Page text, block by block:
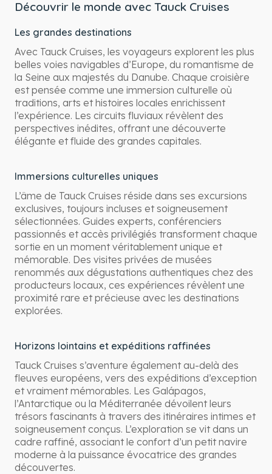
Découvrir le monde avec Tauck Cruises
Les grandes destinations
Avec Tauck Cruises, les voyageurs explorent les plus
belles voies navigables d’Europe, du romantisme de
la Seine aux majestés du Danube. Chaque croisière
est pensée comme une immersion culturelle où
traditions, arts et histoires locales enrichissent
l’expérience. Les circuits fluviaux révèlent des
perspectives inédites, offrant une découverte
élégante et fluide des grandes capitales.
Immersions culturelles uniques
L’âme de Tauck Cruises réside dans ses excursions
exclusives, toujours incluses et soigneusement
sélectionnées. Guides experts, conférenciers
passionnés et accès privilégiés transforment chaque
sortie en un moment véritablement unique et
mémorable. Des visites privées de musées
renommés aux dégustations authentiques chez des
producteurs locaux, ces expériences révèlent une
proximité rare et précieuse avec les destinations
explorées.
Horizons lointains et expéditions raffinées
Tauck Cruises s’aventure également au-delà des
fleuves européens, vers des expéditions d’exception
et vraiment mémorables. Les Galápagos,
l’Antarctique ou la Méditerranée dévoilent leurs
trésors fascinants à travers des itinéraires intimes et
soigneusement conçus. L’exploration se vit dans un
cadre raffiné, associant le confort d’un petit navire
moderne à la puissance évocatrice des grandes
découvertes.